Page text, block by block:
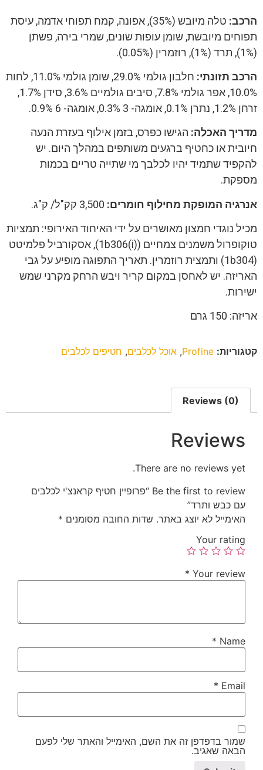
הרכב:
טלה מיובש (35%), אפונה, קמח תפוחי אדמה, עיסת
תפוחים מיובשת, שומן עופות שונים, שמרי בירה, פשתן
(1%), תרד (1%), רוזמרין (0.05%).
הרכב תזונתי:
חלבון גולמי 29.0%, שומן גולמי 11.0%, לחות
10.0%, אפר גולמי 7.8%, סיבים גולמיים 3.6%, סידן 1.7%,
זרחן 1.2%, נתרן 0.1%, אומגה- 3 0.3%, אומגה- 6 0.9%.
מדריך האכלה: הגישו כפרס, בזמן אילוף בעזרת הנעה
חיובית או כחטיף ברגעים משותפים במהלך היום. יש
להקפיד שתמיד יהיו לכלבך מי שתייה טריים בכמות
מספקת.
אנרגיה המופקת מחילוף חומרים:
מכיל נוגדי חמצון מאושרים על ידי האיחוד האירופי: תמציות
טוקופרול משמנים צמחיים (1b306(i)), אסקורביל פלמיטט
(1b304) ותמצית רוזמרין. תאריך התפוגה מופיע על גבי
האריזה. יש לאחסן במקום קריר ויבש הרחק מקרני שמש
ישירות.
אריזה: 150 גרם
קטגוריות: Profine
, אוכל לכלבים, חטיפים לכלבים
Reviews (0)
Reviews
There are no reviews yet.
Be the first to review “פרופיין חטיף קראנצ'י לכלבים
עם כבש ותרד”
האימייל לא יוצג באתר. שדות החובה מסומנים *
Your rating
Your review
*
Name
*
Email
*
שמור בדפדפן זה את השם, האימייל והאתר שלי לפעם
הבאה שאגיב.